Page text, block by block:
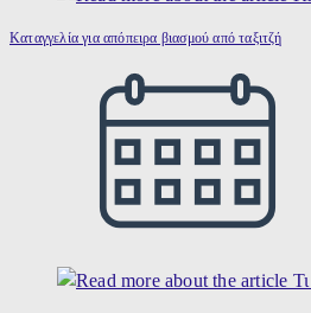
Καταγγελία για απόπειρα βιασμού από ταξιτζή